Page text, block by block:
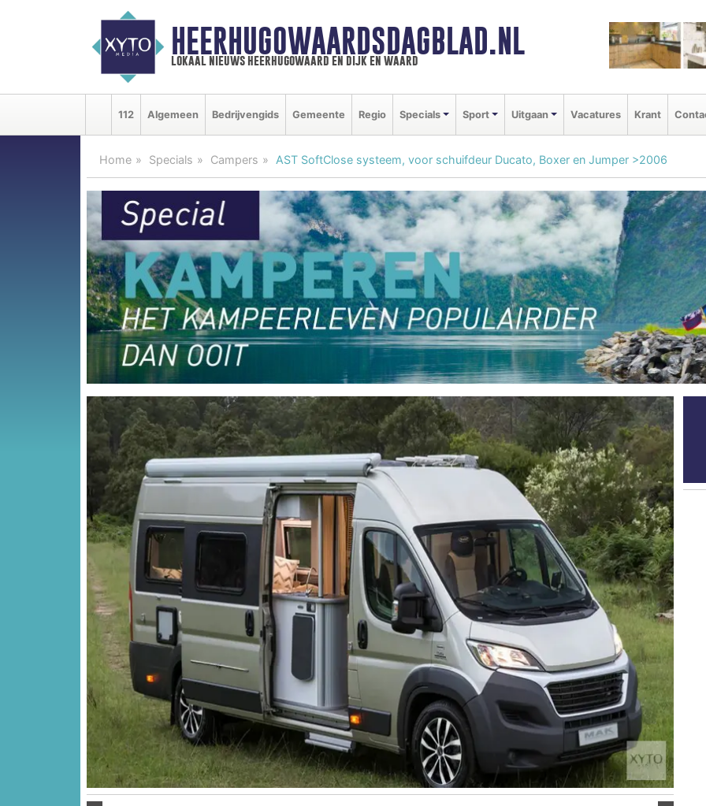
HEERHUGOWAARDSDAGBLAD.NL
lokaal nieuws heerhugowaard en dijk en waard
112 Algemeen Bedrijvengids Gemeente Regio Specials Sport Uitgaan Vacatures Krant
Home Specials Campers AST SoftClose systeem, voor schuifdeur Ducato, Boxer en Jumper >2006